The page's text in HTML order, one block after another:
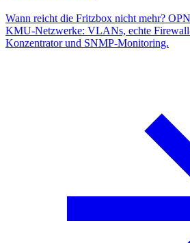
Wann reicht die Fritzbox nicht mehr?
KMU-Netzwerke: VLANs, echte
Konzentrator und SNMP-Monitoring.